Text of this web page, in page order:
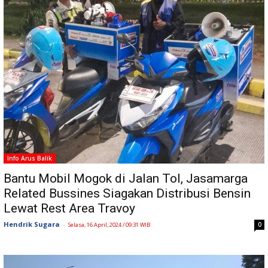
Info Arus Balik
Bantu Mobil Mogok di Jalan Tol, Jasamarga
Related Bussines Siagakan Distribusi Bensin
Lewat Rest Area Travoy
Hendrik Sugara - Selasa, 16 April, 2024 / 09:31 WIB 0